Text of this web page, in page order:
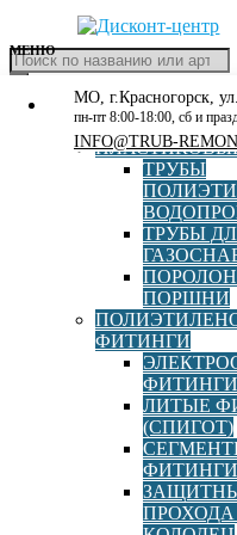
Поиск
товаров
МЕНЮ
КАТАЛОГ
РАСПРОДАЖА
ТРУБЫ
ТРУБЫ
ПОРШНИ
ФИТИНГИ
ФИТИНГИ
ЛИТЫЕ
(СПИГОТ)
ФИТИНГИ
ПРОХОДА
МО, г.Красногорск,
пн-пт 8:00-18:00, сб и
INFO@TRUB-
Главная »Стальной
Стальной
Стальной фланец
PN10/16 ЭКОНОМ